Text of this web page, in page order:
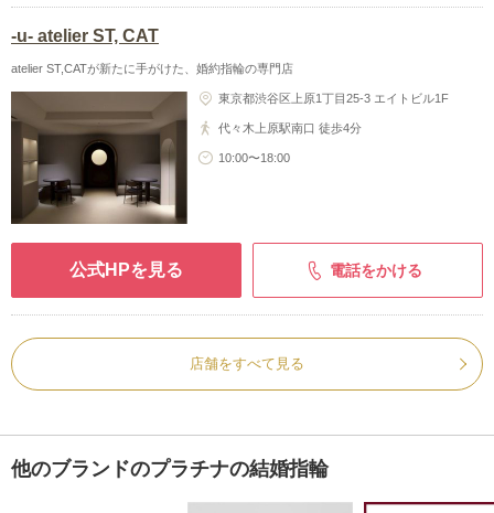
-u- atelier ST, CAT
atelier ST,CATが新たに手がけた、婚約指輪の専門店
東京都渋谷区上原1丁目25-3 エイトビル1F
代々木上原駅南口 徒歩4分
10:00〜18:00
公式HPを見る 電話をかける
店舗をすべて見る
他のブランドのプラチナの結婚指輪